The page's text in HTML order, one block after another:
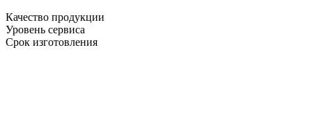
Качество продукции
Уровень сервиса
Срок изготовления